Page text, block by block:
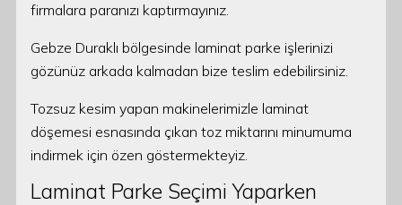
firmalara paranızı kaptırmayınız.
Gebze Duraklı bölgesinde laminat parke işlerinizi
gözünüz arkada kalmadan bize teslim edebilirsiniz.
Tozsuz kesim yapan makinelerimizle laminat
döşemesi esnasında çıkan toz miktarını minumuma
indirmek için özen göstermekteyiz.
Laminat Parke Seçimi Yaparken